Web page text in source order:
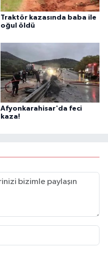
Traktör kazasında baba ile
oğul öldü
Afyonkarahisar'da feci
kaza!